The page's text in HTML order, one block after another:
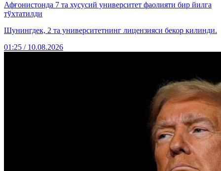
Афғонистонда 7 та хусусий университет фаолияти бир йилга
тўхтатилди
Шунингдек, 2 та университетнинг лицензияси бекор қилинди.
01:25 / 10.08.2026